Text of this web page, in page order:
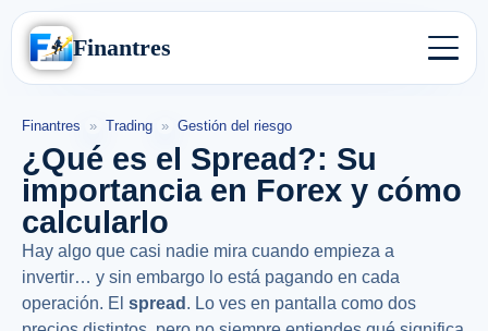
Finantres
Finantres » Trading » Gestión del riesgo
¿Qué es el Spread?: Su
importancia en Forex y cómo
calcularlo
Hay algo que casi nadie mira cuando empieza a
invertir… y sin embargo lo está pagando en cada
operación. El spread . Lo ves en pantalla como dos